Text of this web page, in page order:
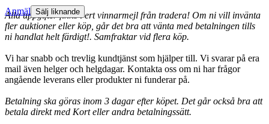
Alla uppgifter finns i ert vinnarmejl från tradera! Om ni vill invänta
fler auktioner eller köp, går det bra att vänta med betalningen tills
ni handlat helt färdigt!. Samfraktar vid flera köp.
Vi har snabb och trevlig kundtjänst som hjälper till. Vi svarar på era
mail även helger och helgdagar. Kontakta oss om ni har frågor
angående leverans eller produkter ni funderar på.
Betalning ska göras inom 3 dagar efter köpet. Det går också bra att
betala direkt med Kort eller andra betalningssätt.
Anmäl Sälj liknande